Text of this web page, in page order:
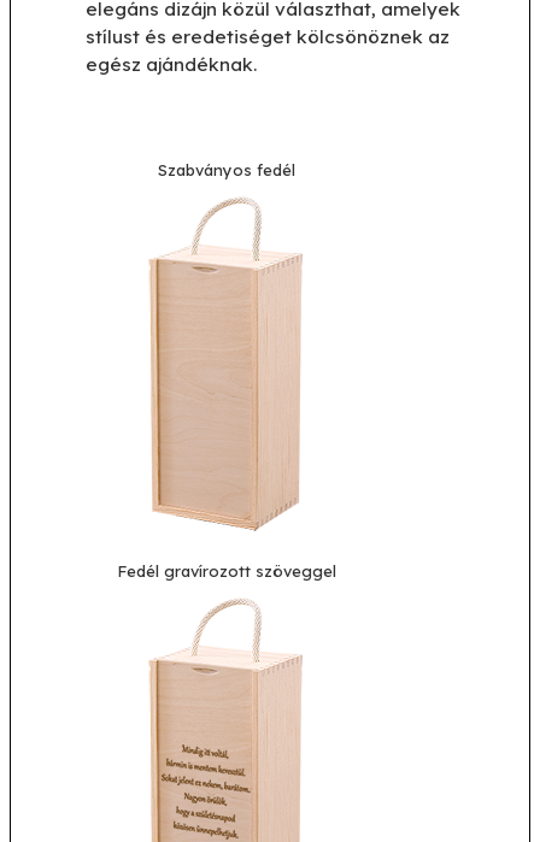
elegáns dizájn közül választhat, amelyek
stílust és eredetiséget kölcsönöznek az
egész ajándéknak.
Szabványos fedél
Fedél gravírozott szöveggel